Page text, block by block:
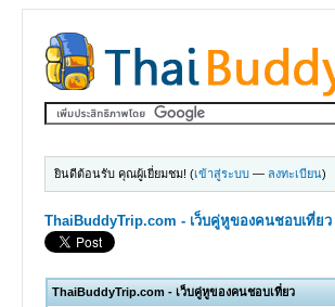
ยินดีต้อนรับ คุณผู้เยี่ยมชม! (เข้าสู่ระบบ — ลงทะเบียน)
ThaiBuddyTrip.com - เว็บคู่หูของคนชอบเที่ยว
ThaiBuddyTrip.com - เว็บคู่หูของคนชอบเที่ยว